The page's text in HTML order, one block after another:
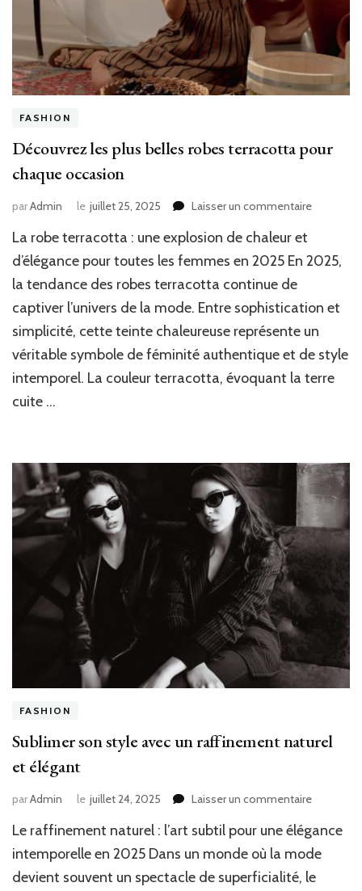
FASHION
Découvrez les plus belles robes terracotta pour
chaque occasion
parAdmin le juillet 25, 2025 Laisser un commentairesur
plus
terracotta
occasion
La robe terracotta : une explosion de chaleur et
d’élégance pour toutes les femmes en 2025 En 2025,
la tendance des robes terracotta continue de
captiver l’univers de la mode. Entre sophistication et
simplicité, cette teinte chaleureuse représente un
véritable symbole de féminité authentique et de style
intemporel. La couleur terracotta, évoquant la terre
cuite …
FASHION
Sublimer son style avec un raffinement naturel
et élégant
parAdmin le juillet 24, 2025 Laisser un commentairesur
son
style
un
Le raffinement naturel : l’art subtil pour une élégance
intemporelle en 2025 Dans un monde où la mode
devient souvent un spectacle de superficialité, le